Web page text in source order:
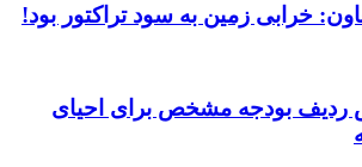
خرابی زمین به سود تراکتور بود!
ردیف بودجه مشخص برای احیای